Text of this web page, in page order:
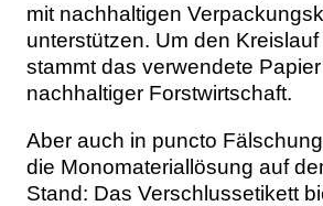
mit nachhaltigen
unterstützen. Um den
stammt das verwendete
nachhaltiger Forstwirtschaft.
Aber auch in puncto
die Monomateriallösung auf
Stand: Das Verschlussetikett